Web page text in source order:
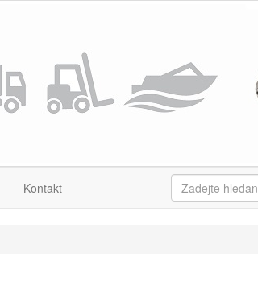
Kontakt